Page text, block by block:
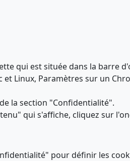
qui est située dans la barre
Linux, Paramètres sur un
la section "Confidentialité".
qui s'affiche, cliquez sur
pour définir les